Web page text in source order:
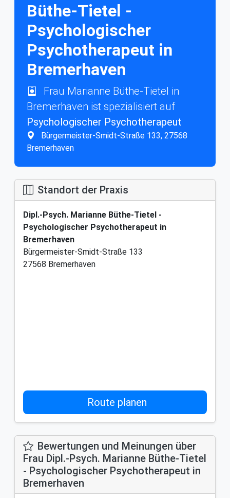
Büthe-Tietel -
Psychologischer
Psychotherapeut in
Bremerhaven
Frau Marianne Büthe-Tietel in
Bremerhaven ist spezialisiert auf
Psychologischer Psychotherapeut
Bürgermeister-Smidt-Straße 133, 27568
Bremerhaven
Standort der Praxis
Dipl.-Psych. Marianne Büthe-Tietel -
Psychologischer Psychotherapeut in
Bremerhaven
Bürgermeister-Smidt-Straße 133
27568 Bremerhaven
Route planen
Bewertungen und Meinungen über
Frau Dipl.-Psych. Marianne Büthe-Tietel
- Psychologischer Psychotherapeut in
Bremerhaven